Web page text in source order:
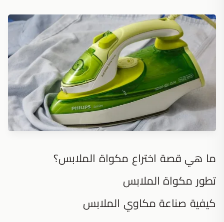
ما هي قصة اختراع مكواة الملابس؟
تطور مكواة الملابس
كيفية صناعة مكاوي الملابس